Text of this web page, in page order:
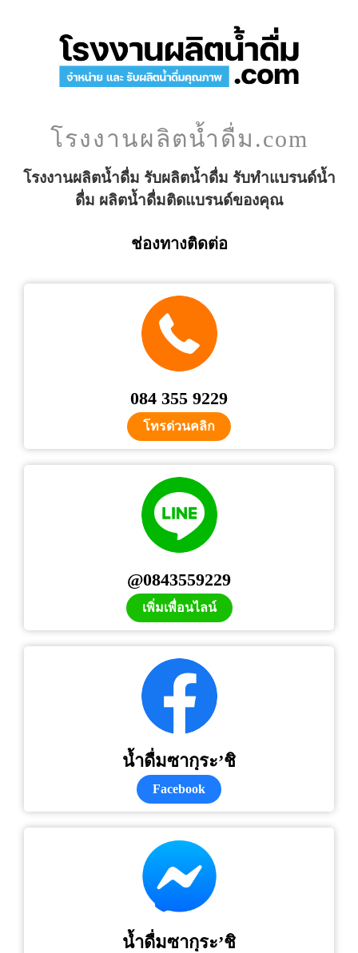
โรงงานผลิตน้ำดื่ม.com
โรงงานผลิตน้ำดื่ม รับผลิตน้ำดื่ม รับทำแบรนด์น้ำ
ดื่ม ผลิตน้ำดื่มติดแบรนด์ของคุณ
ช่องทางติดต่อ
084 355 9229
โทรด่วนคลิก
@0843559229
เพิ่มเพื่อนไลน์
น้ำดื่มซากุระ’ชิ
Facebook
น้ำดื่มซากุระ’ชิ